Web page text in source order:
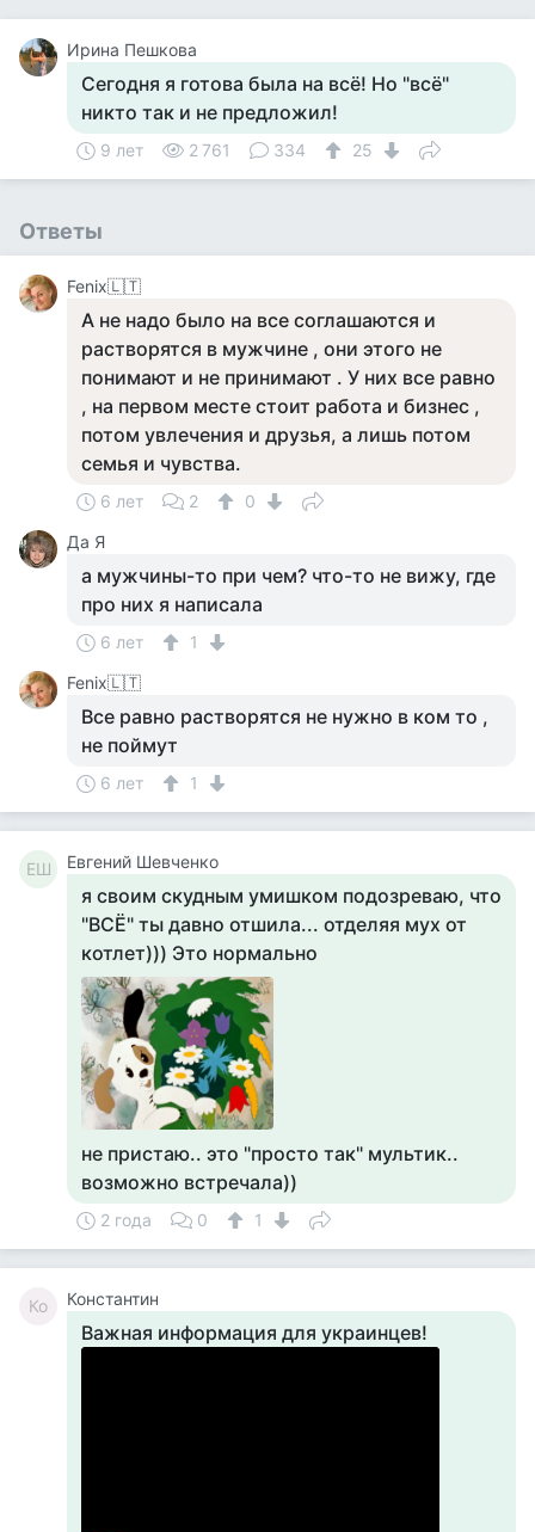
Ирина Пешкова
Сегодня я готова была на всё! Но "всё"
никто так и не предложил!
9 лет 2 761 334 25
Ответы
Fenix🇱🇹
А не надо было на все соглашаются и
растворятся в мужчине , они этого не
понимают и не принимают . У них все равно
, на первом месте стоит работа и бизнес ,
потом увлечения и друзья, а лишь потом
семья и чувства.
6 лет 2
0
Да Я
а мужчины-то при чем? что-то не вижу, где
про них я написала
6 лет
1
Fenix🇱🇹
Все равно растворятся не нужно в ком то ,
не поймут
6 лет 1
ЕШ Евгений Шевченко
я своим скудным умишком подозреваю, что
"ВСЁ" ты давно отшила... отделяя мух от
котлет))) Это нормально
не пристаю.. это "просто так" мультик..
возможно встречала))
2 года 0 1
Ко Константин
Важная информация для украинцев!